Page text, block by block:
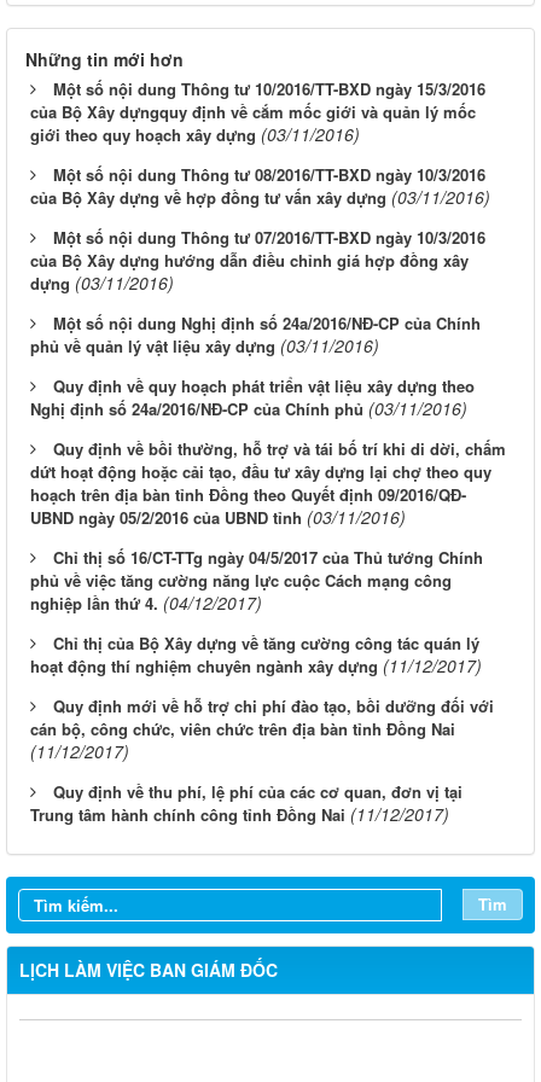
Những tin mới hơn
Một số nội dung Thông tư 10/2016/TT-BXD ngày 15/3/2016
của Bộ Xây dựngquy định về cắm mốc giới và quản lý mốc
giới theo quy hoạch xây dựng (03/11/2016)
Một số nội dung Thông tư 08/2016/TT-BXD ngày 10/3/2016
của Bộ Xây dựng về hợp đồng tư vấn xây dựng (03/11/2016)
Một số nội dung Thông tư 07/2016/TT-BXD ngày 10/3/2016
của Bộ Xây dựng hướng dẫn điều chỉnh giá hợp đồng xây
dựng (03/11/2016)
Một số nội dung Nghị định số 24a/2016/NĐ-CP của Chính
phủ về quản lý vật liệu xây dựng (03/11/2016)
Quy định về quy hoạch phát triển vật liệu xây dựng theo
Nghị định số 24a/2016/NĐ-CP của Chính phủ (03/11/2016)
Quy định về bồi thường, hỗ trợ và tái bố trí khi di dời, chấm
dứt hoạt động hoặc cải tạo, đầu tư xây dựng lại chợ theo quy
hoạch trên địa bàn tỉnh Đồng theo Quyết định 09/2016/QĐ-
UBND ngày 05/2/2016 của UBND tỉnh (03/11/2016)
Chỉ thị số 16/CT-TTg ngày 04/5/2017 của Thủ tướng Chính
phủ về việc tăng cường năng lực cuộc Cách mạng công
nghiệp lần thứ 4. (04/12/2017)
Chỉ thị của Bộ Xây dựng về tăng cường công tác quán lý
hoạt động thí nghiệm chuyên ngành xây dựng (11/12/2017)
Quy định mới về hỗ trợ chi phí đào tạo, bồi dưỡng đối với
cán bộ, công chức, viên chức trên địa bàn tỉnh Đồng Nai
(11/12/2017)
Quy định về thu phí, lệ phí của các cơ quan, đơn vị tại
Trung tâm hành chính công tỉnh Đồng Nai (11/12/2017)
Tìm
LỊCH LÀM VIỆC BAN GIÁM ĐỐC